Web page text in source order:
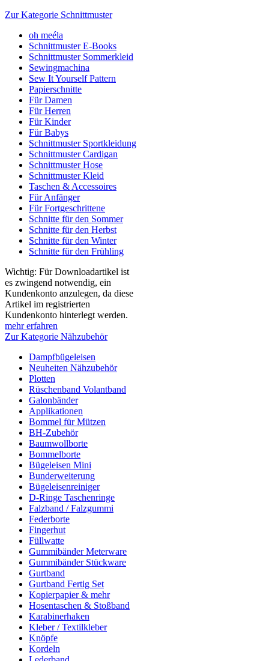
Zur Kategorie Schnittmuster
oh meéla
Schnittmuster E-Books
Schnittmuster Sommerkleid
Sewingmachina
Sew It Yourself Pattern
Papierschnitte
Für Damen
Für Herren
Für Kinder
Für Babys
Schnittmuster Sportkleidung
Schnittmuster Cardigan
Schnittmuster Hose
Schnittmuster Kleid
Taschen & Accessoires
Für Anfänger
Für Fortgeschrittene
Schnitte für den Sommer
Schnitte für den Herbst
Schnitte für den Winter
Schnitte für den Frühling
Wichtig: Für Downloadartikel ist
es zwingend notwendig, ein
Kundenkonto anzulegen, da diese
Artikel im registrierten
Kundenkonto hinterlegt werden.
mehr erfahren
Zur Kategorie Nähzubehör
Dampfbügeleisen
Neuheiten Nähzubehör
Plotten
Rüschenband Volantband
Galonbänder
Applikationen
Bommel für Mützen
BH-Zubehör
Baumwollborte
Bommelborte
Bügeleisen Mini
Bunderweiterung
Bügeleisenreiniger
D-Ringe Taschenringe
Falzband / Falzgummi
Federborte
Fingerhut
Füllwatte
Gummibänder Meterware
Gummibänder Stückware
Gurtband
Gurtband Fertig Set
Kopierpapier & mehr
Hosentaschen & Stoßband
Karabinerhaken
Kleber / Textilkleber
Knöpfe
Kordeln